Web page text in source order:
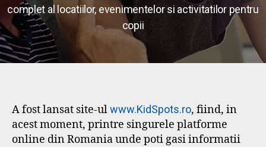
complet al locatiilor, evenimentelor si activitatilor pentru
copii
A fost lansat site-ulwww.KidSpots.ro, fiind, in
acest moment, printre singurele platforme
online din Romania unde poti gasi informatii